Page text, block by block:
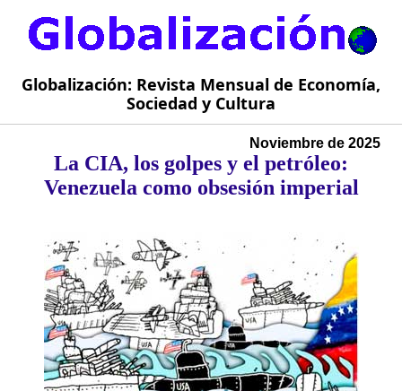
Globalización: Revista Mensual de Economía,
Sociedad y Cultura
Noviembre de 2025
La CIA, los golpes y el petróleo:
Venezuela como obsesión imperial